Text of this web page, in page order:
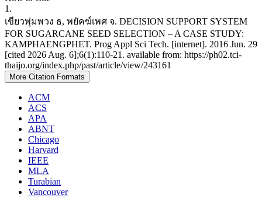
1.
เขียวพุ่มพวง ธ, พยัคฆ์เพศ จ. DECISION SUPPORT SYSTEM
FOR SUGARCANE SEED SELECTION – A CASE STUDY:
KAMPHAENGPHET. Prog Appl Sci Tech. [internet]. 2016 Jun. 29
[cited 2026 Aug. 6];6(1):110-21. available from: https://ph02.tci-
thaijo.org/index.php/past/article/view/243161
More Citation Formats
ACM
ACS
APA
ABNT
Chicago
Harvard
IEEE
MLA
Turabian
Vancouver